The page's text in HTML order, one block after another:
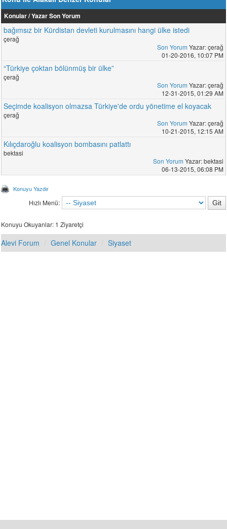
Konular / YazarSon Yorum
bağımsız bir Kürdistan devleti kurulmasını hangi ülke istedi
çerağ
Son Yorum Yazar: çerağ
01-20-2016, 10:07 PM
“Türkiye çoktan bölünmüş bir ülke”
çerağ
Son Yorum Yazar: çerağ
12-31-2015, 01:29 AM
Seçimde koalisyon olmazsa Türkiye'de ordu yönetime el koyacak
çerağ
Son Yorum Yazar: çerağ
10-21-2015, 12:15 AM
Kılıçdaroğlu koalisyon bombasını patlattı
bektasi
Son Yorum Yazar: bektasi
06-13-2015, 06:08 PM
Konuyu Yazdır
Hızlı Menü:
Konuyu Okuyanlar: 1 Ziyaretçi
Alevi Forum Genel Konular Siyaset